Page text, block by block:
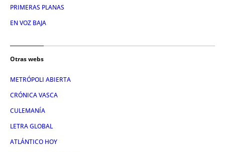
PRIMERAS PLANAS
EN VOZ BAJA
Otras webs
METRÓPOLI ABIERTA
CRÓNICA VASCA
CULEMANÍA
LETRA GLOBAL
ATLÁNTICO HOY